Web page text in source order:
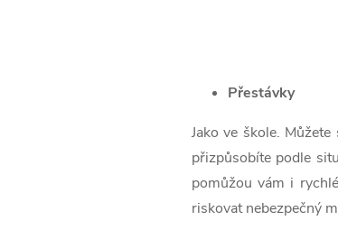
Přestávky
Jako ve škole.
přizpůsobíte podle
pomůžou vám i
riskovat nebezpečný